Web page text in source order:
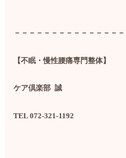
－－－－－－－－－－－－－－
【不眠・慢性腰痛専門整体】
ケア倶楽部 誠
TEL 072-321-1192